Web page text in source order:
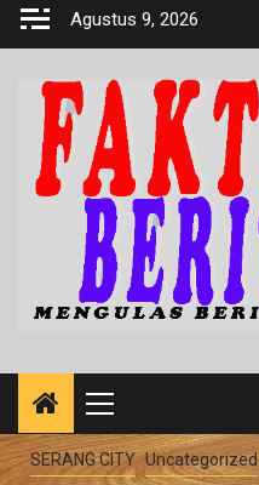
Skip
Agustus 9, 2026
Primary
Menu
SERANG CITY Uncategorized